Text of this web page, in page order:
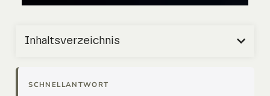
Inhaltsverzeichnis
SCHNELLANTWORT